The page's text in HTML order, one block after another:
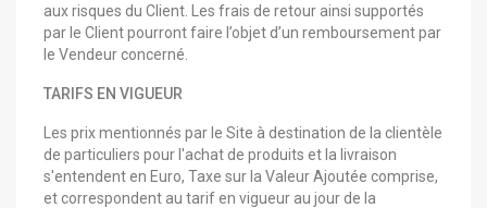
aux risques du Client. Les frais de retour ainsi supportés
par le Client pourront faire l’objet d’un remboursement par
le Vendeur concerné.
TARIFS EN VIGUEUR
Les prix mentionnés par le Site à destination de la clientèle
de particuliers pour l'achat de produits et la livraison
s'entendent en Euro, Taxe sur la Valeur Ajoutée comprise,
et correspondent au tarif en vigueur au jour de la